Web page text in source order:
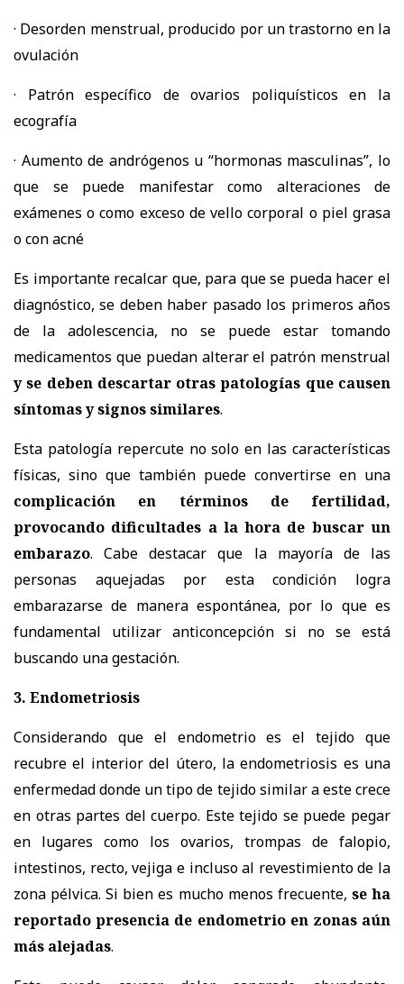
· Desorden menstrual, producido por un trastorno en la
ovulación
· Patrón específico de ovarios poliquísticos en la
ecografía
· Aumento de andrógenos u “hormonas masculinas”, lo
que se puede manifestar como alteraciones de
exámenes o como exceso de vello corporal o piel grasa
o con acné
Es importante recalcar que, para que se pueda hacer el
diagnóstico, se deben haber pasado los primeros años
de la adolescencia, no se puede estar tomando
medicamentos que puedan alterar el patrón menstrual
y se deben descartar otras patologías que causen
síntomas y signos similares.
Esta patología repercute no solo en las características
físicas, sino que también puede convertirse en una
complicación en términos de fertilidad,
provocando dificultades a la hora de buscar un
embarazo. Cabe destacar que la mayoría de las
personas aquejadas por esta condición logra
embarazarse de manera espontánea, por lo que es
fundamental utilizar anticoncepción si no se está
buscando una gestación.
3. Endometriosis
Considerando que el endometrio es el tejido que
recubre el interior del útero, la endometriosis es una
enfermedad donde un tipo de tejido similar a este crece
en otras partes del cuerpo. Este tejido se puede pegar
en lugares como los ovarios, trompas de falopio,
intestinos, recto, vejiga e incluso al revestimiento de la
zona pélvica. Si bien es mucho menos frecuente, se ha
reportado presencia de endometrio en zonas aún
más alejadas.